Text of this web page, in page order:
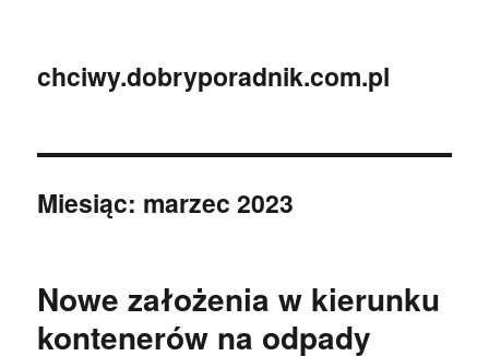
chciwy.dobryporadnik.com.pl
Miesiąc: marzec 2023
Nowe założenia w kierunku
kontenerów na odpady